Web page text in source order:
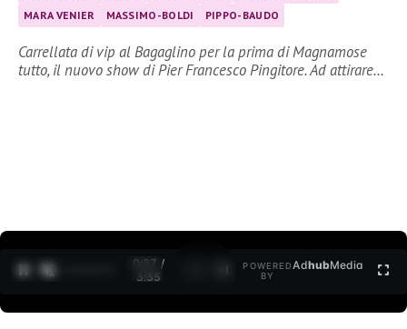
MARA VENIER
MASSIMO-BOLDI PIPPO-BAUDO
Carrellata di vip al Bagaglino per la prima di Magnamose
tutto, il nuovo show di Pier Francesco Pingitore. Ad attirare…
0:29 /
3:35
POWERED
BY
AdhubMedia